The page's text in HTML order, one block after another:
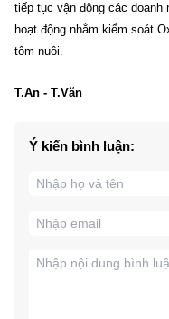
tiếp tục vận động các doanh
hoạt động nhằm kiểm soát
tôm nuôi.
T.An - T.Văn
Ý kiến bình luận: